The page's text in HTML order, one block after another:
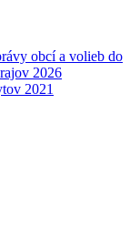
obcí a volieb do
2026
2021